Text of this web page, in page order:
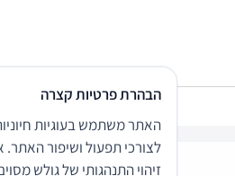
הבהרת פרטיות קצרה
האתר משתמש בעוגיות
לצורכי תפעול ושיפור האתר.
זיהוי התנהגותי של גולש